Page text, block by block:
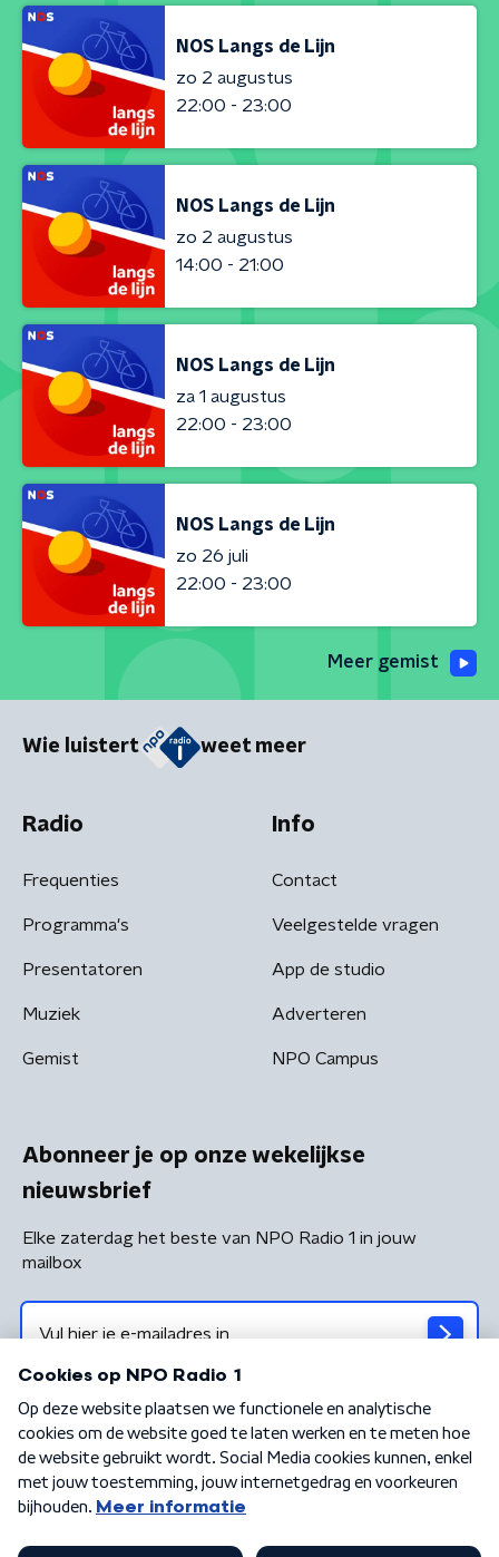
NOS Langs de Lijn
zo 2 augustus
22:00 - 23:00
NOS Langs de Lijn
zo 2 augustus
14:00 - 21:00
NOS Langs de Lijn
za 1 augustus
22:00 - 23:00
NOS Langs de Lijn
zo 26 juli
22:00 - 23:00
Meer gemist
Wie luistert weet meer
Radio
Frequenties
Programma's
Presentatoren
Muziek
Gemist
Info
Contact
Veelgestelde vragen
App de studio
Adverteren
NPO Campus
Abonneer je op onze wekelijkse
nieuwsbrief
Elke zaterdag het beste van NPO Radio 1 in jouw
mailbox
Algemene voorwaarden